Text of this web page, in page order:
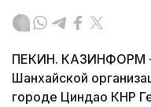
ПЕКИН. КАЗИНФОРМ -
Шанхайской
городе Циндао КНР